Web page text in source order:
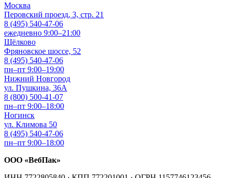
Москва
Перовский проезд, 3, стр. 21
8 (495) 540-47-06
ежедневно 9:00–21:00
Щёлково
Фряновское шоссе, 52
8 (495) 540-47-06
пн–пт 9:00–19:00
Нижний Новгород
ул. Пушкина, 36А
8 (800) 500-41-07
пн–пт 9:00–18:00
Ногинск
ул. Климова 50
8 (495) 540-47-06
пн–пт 9:00–18:00
ООО «ВебПак»